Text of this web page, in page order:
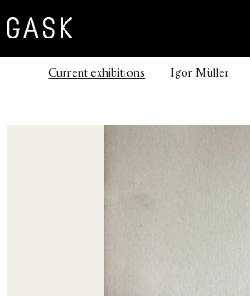
Homepage
Current exhibitions Igor Müller